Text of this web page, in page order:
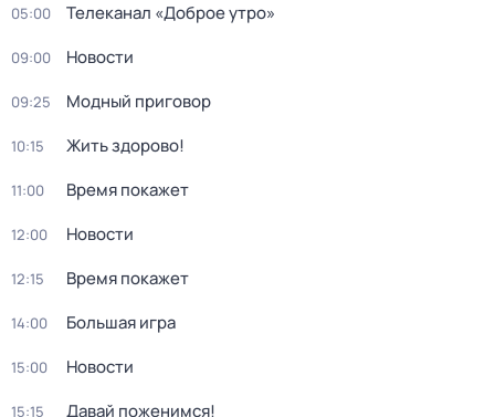
05:00 Телеканал «Доброе утро»
09:00 Новости
09:25 Модный приговор
10:15 Жить здорово!
11:00 Время покажет
12:00 Новости
12:15 Время покажет
14:00 Большая игра
15:00 Новости
15:15 Давай поженимся!